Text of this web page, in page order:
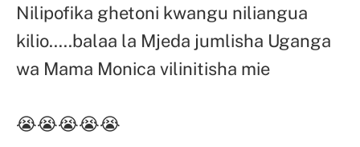
Nilipofika ghetoni kwangu niliangua
kilio…..balaa la Mjeda jumlisha Uganga
wa Mama Monica vilinitisha mie
😭😭😭😭😭